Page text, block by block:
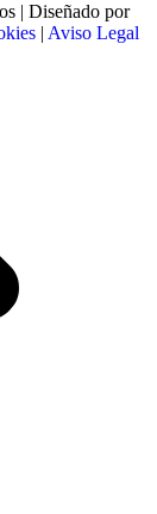
| Diseñado por
| Aviso Legal